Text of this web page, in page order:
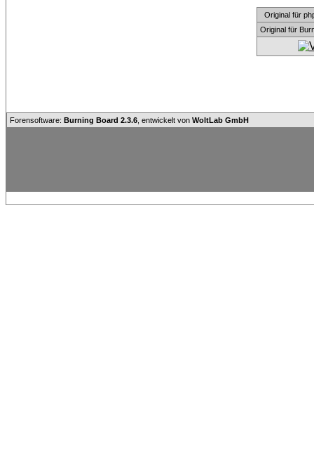
Original für
Original für
Forensoftware: Burning Board 2.3.6 , entwickelt von WoltLab GmbH